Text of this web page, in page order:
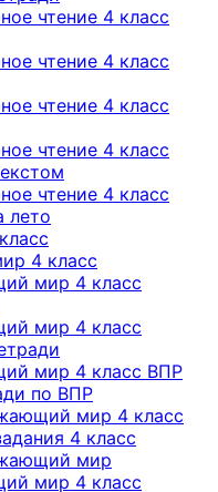
чтение 4 класс
чтение 4 класс
чтение 4 класс
чтение 4 класс
чтение 4 класс
лето
4 класс
мир 4 класс
мир 4 класс
мир 4 класс ВПР
по ВПР
мир 4 класс
4 класс
мир
мир 4 класс